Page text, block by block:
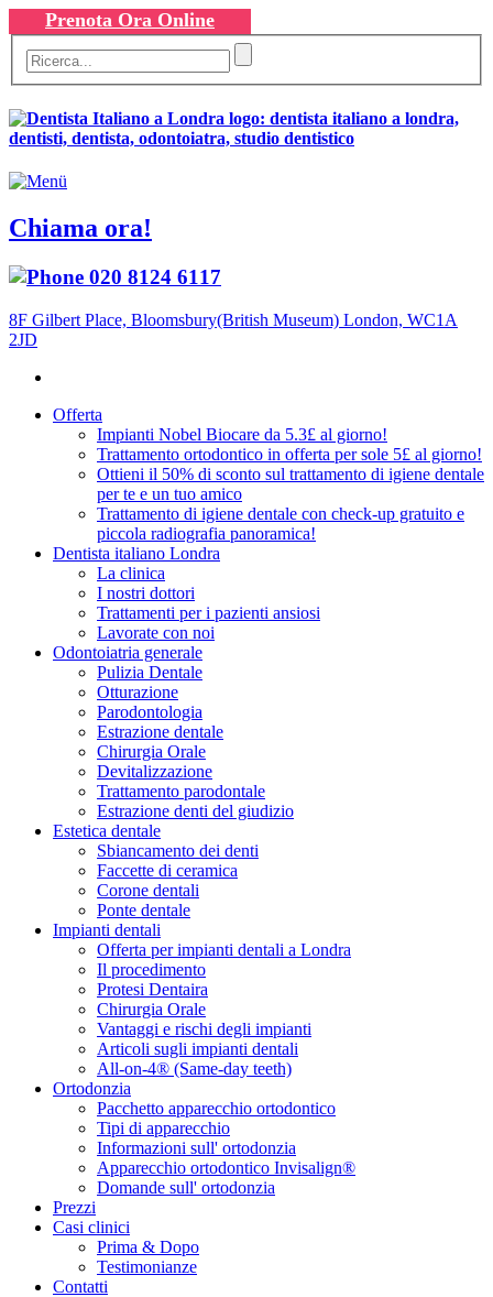
Prenota Ora Online
Chiama ora!
020 8124 6117
8F Gilbert Place, Bloomsbury(British Museum) London, WC1A
2JD
Offerta
Impianti Nobel Biocare da 5.3£ al giorno!
Trattamento ortodontico in offerta per sole 5£ al giorno!
Ottieni il 50% di sconto sul trattamento di igiene dentale
per te e un tuo amico
Trattamento di igiene dentale con check-up gratuito e
piccola radiografia panoramica!
Dentista italiano Londra
La clinica
I nostri dottori
Trattamenti per i pazienti ansiosi
Lavorate con noi
Odontoiatria generale
Pulizia Dentale
Otturazione
Parodontologia
Estrazione dentale
Chirurgia Orale
Devitalizzazione
Trattamento parodontale
Estrazione denti del giudizio
Estetica dentale
Sbiancamento dei denti
Faccette di ceramica
Corone dentali
Ponte dentale
Impianti dentali
Offerta per impianti dentali a Londra
Il procedimento
Protesi Dentaira
Chirurgia Orale
Vantaggi e rischi degli impianti
Articoli sugli impianti dentali
All-on-4® (Same-day teeth)
Ortodonzia
Pacchetto apparecchio ortodontico
Tipi di apparecchio
Informazioni sull' ortodonzia
Apparecchio ortodontico Invisalign®
Domande sull' ortodonzia
Prezzi
Casi clinici
Prima & Dopo
Testimonianze
Contatti